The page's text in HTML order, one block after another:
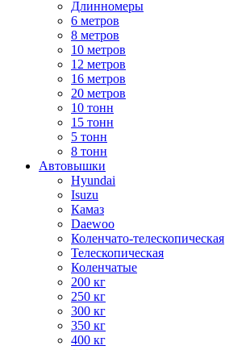
Длинномеры
6 метров
8 метров
10 метров
12 метров
16 метров
20 метров
10 тонн
15 тонн
5 тонн
8 тонн
Автовышки
Hyundai
Isuzu
Камаз
Daewoo
Коленчато-телескопическая
Телескопическая
Коленчатые
200 кг
250 кг
300 кг
350 кг
400 кг